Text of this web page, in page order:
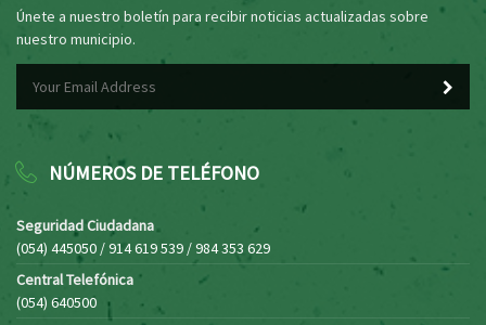
Únete a nuestro boletín para recibir noticias actualizadas sobre
nuestro municipio.
NÚMEROS DE TELÉFONO
Seguridad Ciudadana
(054) 445050 / 914 619 539 / 984 353 629
Central Telefónica
(054) 640500